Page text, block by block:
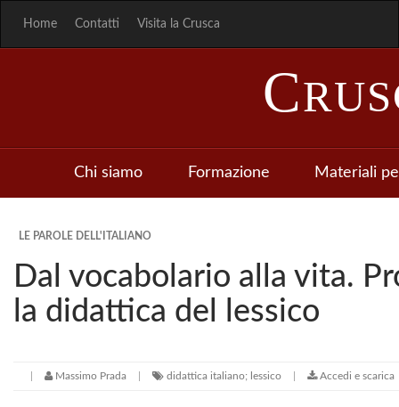
Home Contatti Visita la Crusca
C
Chi siamo Formazione Materiali
LE PAROLE DELL'ITALIANO
Dal vocabolario alla vita.
la didattica del lessico
Massimo Prada didattica italiano; lessico Accedi e scarica